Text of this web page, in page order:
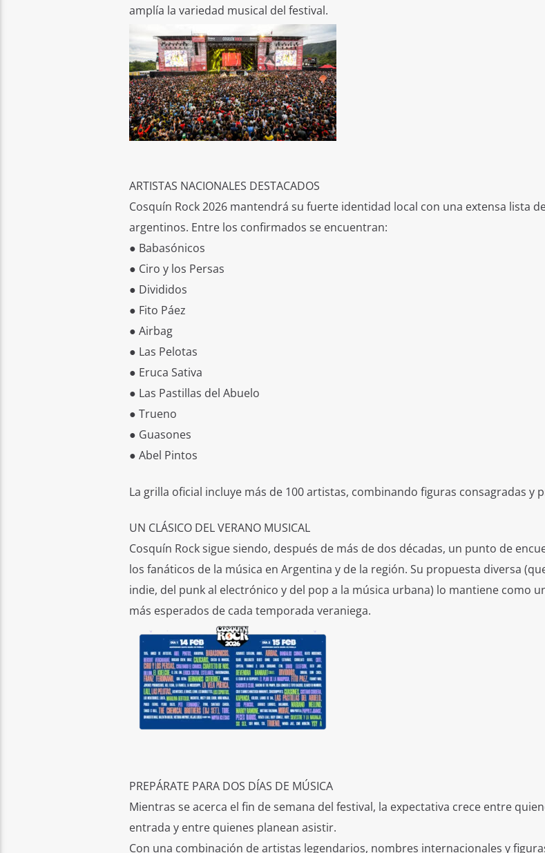
amplía la variedad musical del festival.
ARTISTAS NACIONALES DESTACADOS
Cosquín Rock 2026 mantendrá su fuerte identidad local con una extensa lista
argentinos. Entre los confirmados se encuentran:
● Babasónicos
● Ciro y los Persas
● Divididos
● Fito Páez
● Airbag
● Las Pelotas
● Eruca Sativa
● Las Pastillas del Abuelo
● Trueno
● Guasones
● Abel Pintos
La grilla oficial incluye más de 100 artistas, combinando figuras consagradas y
UN CLÁSICO DEL VERANO MUSICAL
Cosquín Rock sigue siendo, después de más de dos décadas, un punto de
los fanáticos de la música en Argentina y de la región. Su propuesta diversa
indie, del punk al electrónico y del pop a la música urbana) lo mantiene como
más esperados de cada temporada veraniega.
PREPÁRATE PARA DOS DÍAS DE MÚSICA
Mientras se acerca el fin de semana del festival, la expectativa crece entre
entrada y entre quienes planean asistir.
Con una combinación de artistas legendarios, nombres internacionales y